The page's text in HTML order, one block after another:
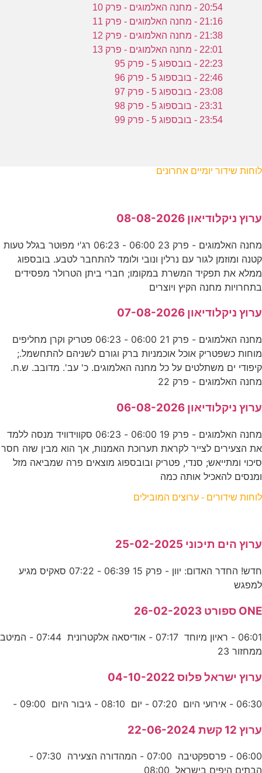
20:54 - מחנה האלמוגים - פרק 10
21:16 - מחנה האלמוגים - פרק 11
21:38 - מחנה האלמוגים - פרק 12
22:01 - מחנה האלמוגים - פרק 13
22:23 - בובספוג 5 - פרק 95
22:46 - בובספוג 5 - פרק 96
23:08 - בובספוג 5 - פרק 97
23:31 - בובספוג 5 - פרק 98
23:54 - בובספוג 5 - פרק 99
לוחות שידור יומיים אחרונים
ערוץ ניקלודיאון 08-08-2026
מחנה האלמוגים - פרק 23 06:00 - 06:23 רג'י מפוטר בגלל טעות
קטנה ומוזמן לגור עם נרלין ונובי ולומד להתחבר לטבע. בובספוג
ממלא את תפקיד המשרת במקומו; חברי ביתן הטרולר מפסידים
בתחרויות מחנה הקיץ ויוצרים
ערוץ ניקלודיאון 07-08-2026
מחנה האלמוגים - פרק 21 06:00 - 06:23 פטריק וקרן מחליפים
מוחות כשפטריק אוכל אוכמניות ברק וגורם לשניהם להתחשמל.;
קיפודי ים משתלטים על כל מחנה האלמוגים. כ' עב'. מדובב. ש.ח.
מחנה האלמוגים - פרק 22
ערוץ ניקלודיאון 06-08-2026
מחנה האלמוגים - פרק 19 06:00 - 06:23 סקווידוויד מנסה ללמד
את הצעירים לצייר לקראת תערוכת האמנות, אך הוא מבין שזה חסר
סיכוי ומתייאש; סנדי, פטריק ובובספוג מוצאים פרה שמביאה מזל
ומנסים להאכיל אותה כמה
לוחות שידורים - ערוצים המובילים
ערוץ הים תיכוני 25-02-2025
חדש! החדר האדום: יוון - פרק 15 06:39 - 07:22 סאקיס מגיע
למפגש
ONE ספורט 26-02-2023
06:01 - ראיון מיוחד 07:17 - אודיסאה אלקטרונית 07:44 - המיטב
ממחזור 23
ערוץ ישראל פלוס 04-10-2022
06:30 - אירועי היום 07:20 - יום 08:10 - גיבור היום 09:00 -
ערוץ 12 קשת 22-06-2024
06:00 - פרספקטיבה 07:00 - המהדורה הצעירה 07:30 -
הבתים היפים בישראל 08:00